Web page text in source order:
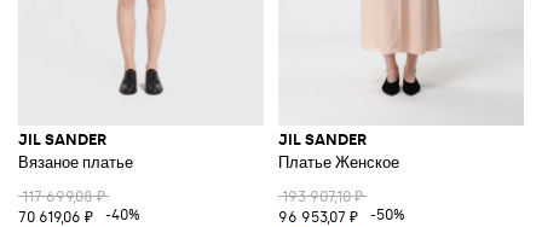
JIL SANDER
Вязаное платье
117 699,08 ₽
70 619,06 ₽
-40%
JIL SANDER
Платье Женское
193 907,10 ₽
96 953,07 ₽
-50%